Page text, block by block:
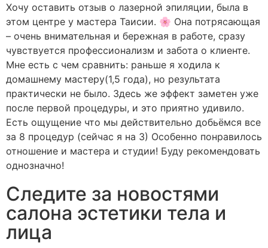
Хочу оставить отзыв о лазерной эпиляции, была в
этом центре у мастера Таисии. 🌸 Она потрясающая
– очень внимательная и бережная в работе, сразу
чувствуется профессионализм и забота о клиенте.
Мне есть с чем сравнить: раньше я ходила к
домашнему мастеру(1,5 года), но результата
практически не было. Здесь же эффект заметен уже
после первой процедуры, и это приятно удивило.
Есть ощущение что мы действительно добьёмся все
за 8 процедур (сейчас я на 3) Особенно понравилось
отношение и мастера и студии! Буду рекомендовать
однозначно!
Следите за новостями
салона эстетики тела и
лица